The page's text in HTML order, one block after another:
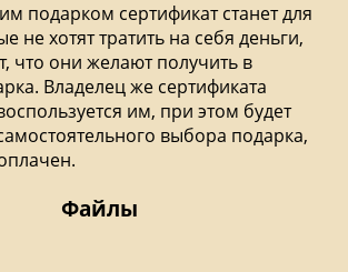
подарком сертификат станет для
не хотят тратить на себя деньги,
что они желают получить в
Владелец же сертификата
им, при этом будет
выбора подарка,
Файлы